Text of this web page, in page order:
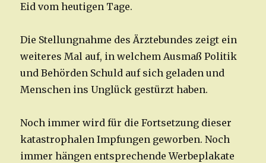
Eid vom heutigen Tage.
Die Stellungnahme des Ärztebundes zeigt ein
weiteres Mal auf, in welchem Ausmaß Politik
und Behörden Schuld auf sich geladen und
Menschen ins Unglück gestürzt haben.
Noch immer wird für die Fortsetzung dieser
katastrophalen Impfungen geworben. Noch
immer hängen entsprechende Werbeplakate